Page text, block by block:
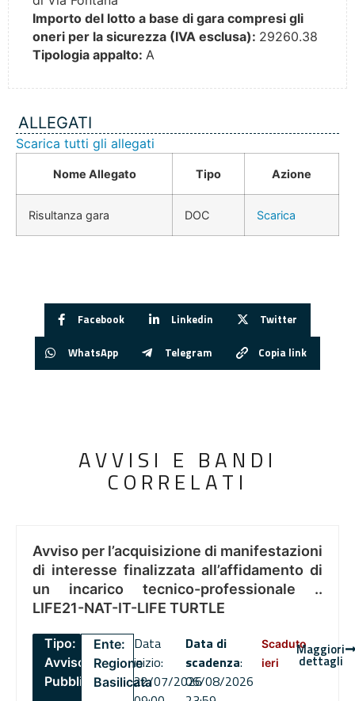
Importo del lotto a base di gara compresi gli
oneri per la sicurezza (IVA esclusa): 29260.38
Tipologia appalto: A
ALLEGATI
Scarica tutti gli allegati
Nome Allegato Tipo Azione
Risultanza gara DOC Scarica
Facebook Linkedin Twitter
WhatsApp Telegram Copia link
AVVISI E BANDI
CORRELATI
Avviso per l’acquisizione di manifestazioni
di interesse finalizzata all’affidamento di
un incarico tecnico-professionale ..
LIFE21-NAT-IT-LIFE TURTLE
Tipo:
Avviso
Pubblico
Ente:
Regione
Basilicata
Data
inizio:
22/07/2026
Data di
scadenza:
06/08/2026
Scaduto
ieri
Maggiori
dettagli